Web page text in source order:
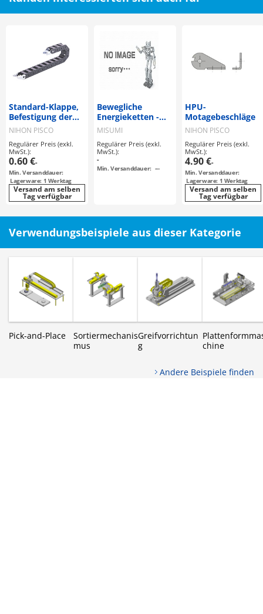
Standard-Klappe,
Befestigung der
Serie HPK
NIHON PISCO
Regulärer Preis (exkl.
MwSt.):
0.60 €-
Min. Versanddauer:
Lagerware: 1 Werktag
Versand am selben
Tag verfügbar
Bewegliche
Energieketten -
geschlitzte
MISUMI
Regulärer Preis (exkl.
MwSt.):
-
Min. Versanddauer: ---
HPU-
Motagebeschläge
NIHON PISCO
Regulärer Preis (exkl.
MwSt.):
4.90 €-
Min. Versanddauer:
Lagerware: 1 Werktag
Versand am selben
Tag verfügbar
Verwendungsbeispiele aus dieser Kategorie
Pick-and-Place
Sortiermechanis
mus
Greifvorrichtun
g
chine
Andere Beispiele finden